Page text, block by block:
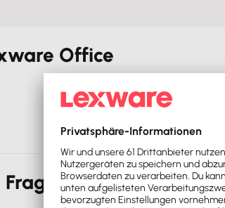
Office
Lösungen. Unser Schwerpunkt
(Web-Apps) und SaaS-Lösungen, die
können.
zu SG IT-